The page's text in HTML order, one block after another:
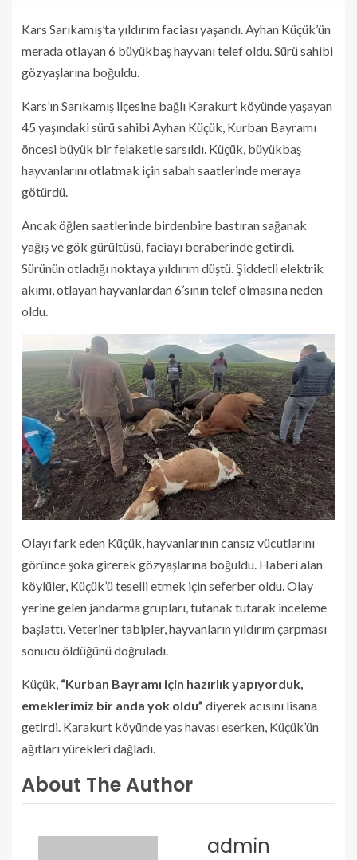
Kars Sarıkamış’ta yıldırım faciası yaşandı. Ayhan Küçük’ün
merada otlayan 6 büyükbaş hayvanı telef oldu. Sürü sahibi
gözyaşlarına boğuldu.
Kars’ın Sarıkamış ilçesine bağlı Karakurt köyünde yaşayan
45 yaşındaki sürü sahibi Ayhan Küçük, Kurban Bayramı
öncesi büyük bir felaketle sarsıldı. Küçük, büyükbaş
hayvanlarını otlatmak için sabah saatlerinde meraya
götürdü.
Ancak öğlen saatlerinde birdenbire bastıran sağanak
yağış ve gök gürültüsü, faciayı beraberinde getirdi.
Sürünün otladığı noktaya yıldırım düştü. Şiddetli elektrik
akımı, otlayan hayvanlardan 6’sının telef olmasına neden
oldu.
Olayı fark eden Küçük, hayvanlarının cansız vücutlarını
görünce şoka girerek gözyaşlarına boğuldu. Haberi alan
köylüler, Küçük’ü teselli etmek için seferber oldu. Olay
yerine gelen jandarma grupları, tutanak tutarak inceleme
başlattı. Veteriner tabipler, hayvanların yıldırım çarpması
sonucu öldüğünü doğruladı.
Küçük, “Kurban Bayramı için hazırlık yapıyorduk,
emeklerimiz bir anda yok oldu” diyerek acısını lisana
getirdi. Karakurt köyünde yas havası eserken, Küçük’ün
ağıtları yürekleri dağladı.
About The Author
admin